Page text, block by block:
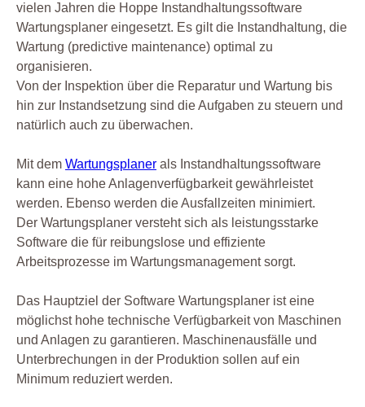
vielen Jahren die Hoppe Instandhaltungssoftware
Wartungsplaner eingesetzt. Es gilt die Instandhaltung, die
Wartung (predictive maintenance) optimal zu
organisieren.
Von der Inspektion über die Reparatur und Wartung bis
hin zur Instandsetzung sind die Aufgaben zu steuern und
natürlich auch zu überwachen.
Mit dem Wartungsplaner als Instandhaltungssoftware
kann eine hohe Anlagenverfügbarkeit gewährleistet
werden. Ebenso werden die Ausfallzeiten minimiert.
Der Wartungsplaner versteht sich als leistungsstarke
Software die für reibungslose und effiziente
Arbeitsprozesse im Wartungsmanagement sorgt.
Das Hauptziel der Software Wartungsplaner ist eine
möglichst hohe technische Verfügbarkeit von Maschinen
und Anlagen zu garantieren. Maschinenausfälle und
Unterbrechungen in der Produktion sollen auf ein
Minimum reduziert werden.